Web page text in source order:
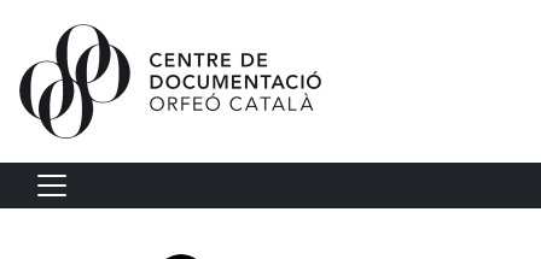
Vés al contingut
Navegació principal